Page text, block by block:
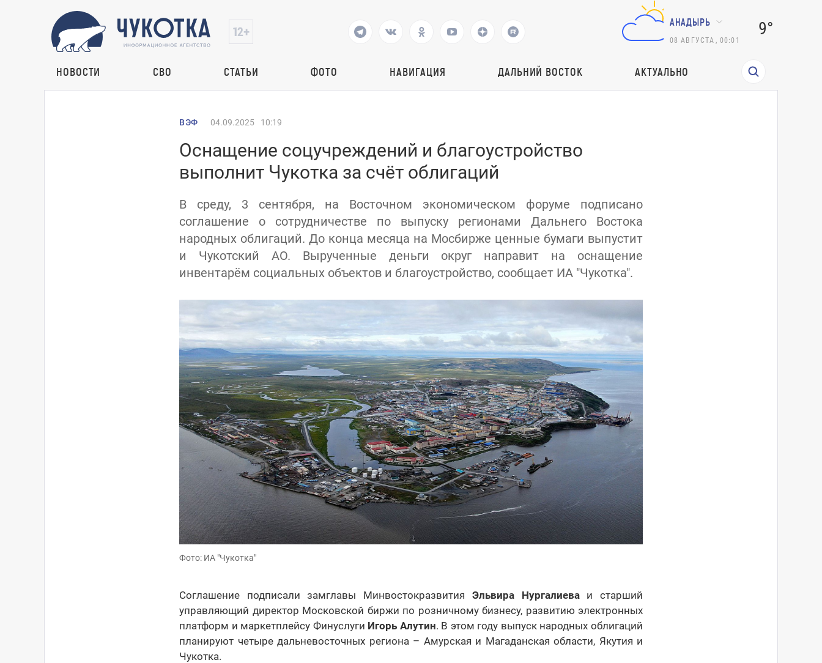
АНАДЫРЬ
08 АВГУСТА 00:01
9°
НОВОСТИ СВО СТАТЬИ ФОТО НАВИГАЦИЯ ДАЛЬНИЙ ВОСТОК АКТУАЛЬНО
ВЭФ 04.09.2025 10:19
Оснащение соцучреждений и благоустройство
выполнит Чукотка за счёт облигаций
В среду, 3 сентября, на Восточном экономическом форуме подписано
соглашение о сотрудничестве по выпуску регионами Дальнего Востока
народных облигаций. До конца месяца на Мосбирже ценные бумаги выпустит
и Чукотский АО. Вырученные деньги округ направит на оснащение
инвентарём социальных объектов и благоустройство, сообщает ИА "Чукотка".
Фото: ИА "Чукотка"
Соглашение подписали замглавы Минвостокразвития Эльвира Нургалиеваи старший
управляющий директор Московской биржи по розничному бизнесу, развитию электронных
платформ и маркетплейсу Финуслуги Игорь Алутин. В этом году выпуск народных облигаций
планируют четыре дальневосточных региона – Амурская и Магаданская области, Якутия и
Чукотка.